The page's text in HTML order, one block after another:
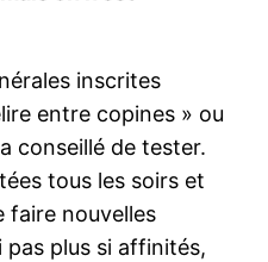
inscrites
entre copines » ou
conseillé de tester.
tous les soirs et
faire nouvelles
plus si affinités,